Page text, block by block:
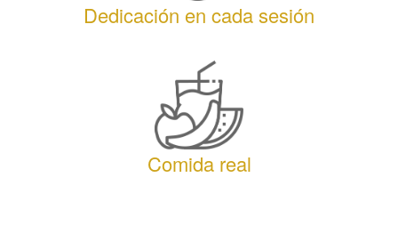
Dedicación en cada sesión
Comida real